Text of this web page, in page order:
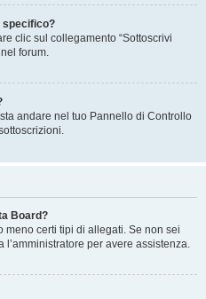
specifico?
clic sul collegamento “Sottoscrivi
forum.
andare nel tuo Pannello di Controllo
Board?
certi tipi di allegati. Se non sei
per avere assistenza.